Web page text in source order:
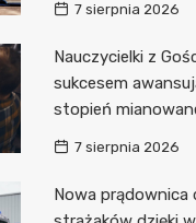
7 sierpnia 2026
Nauczycielki z
sukcesem
stopień
7 sierpnia 2026
Nowa prądownica